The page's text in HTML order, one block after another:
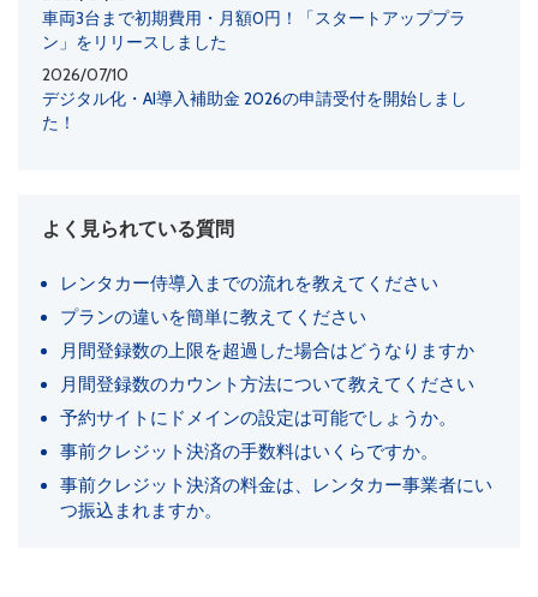
車両3台まで初期費用・月額0円！「スタートアッププラ
ン」をリリースしました
2026/07/10
デジタル化・AI導入補助金 2026の申請受付を開始しまし
た！
よく見られている質問
レンタカー侍導入までの流れを教えてください
プランの違いを簡単に教えてください
月間登録数の上限を超過した場合はどうなりますか
月間登録数のカウント方法について教えてください
予約サイトにドメインの設定は可能でしょうか。
事前クレジット決済の手数料はいくらですか。
事前クレジット決済の料金は、レンタカー事業者にい
つ振込まれますか。